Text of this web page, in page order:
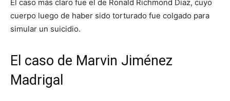
El caso más claro fue el de Ronald Richmond Díaz, cuyo
cuerpo luego de haber sido torturado fue colgado para
simular un suicidio.
El caso de Marvin Jiménez
Madrigal